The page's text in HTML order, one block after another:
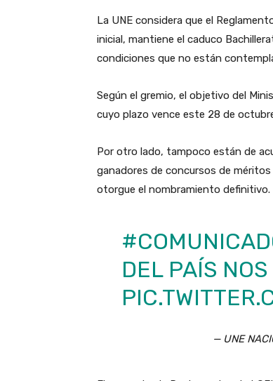
La UNE considera que el
inicial, mantiene el caduco
condiciones que no están
Según el gremio, el objetivo del
cuyo plazo vence este 28 de
Por otro lado, tampoco están de
ganadores de concursos de
otorgue el nombramiento definitivo.
DEL PAÍS
— UNE